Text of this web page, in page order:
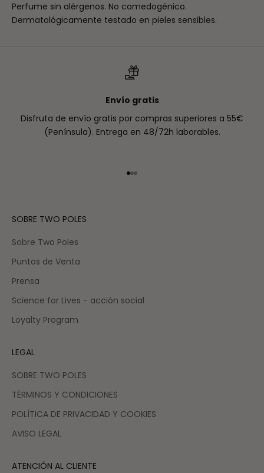
Perfume sin alérgenos. No comedogénico.
Dermatológicamente testado en pieles sensibles.
Envío gratis
Disfruta de envío gratis por compras superiores a 55€
(Península). Entrega en 48/72h laborables.
Ir al artículo 1
Ir al artículo 2
Ir al artículo 3
SOBRE TWO POLES
Sobre Two Poles
Puntos de Venta
Prensa
Science for Lives - acción social
Loyalty Program
LEGAL
SOBRE TWO POLES
TÉRMINOS Y CONDICIONES
POLÍTICA DE PRIVACIDAD Y COOKIES
AVISO LEGAL
ATENCIÓN AL CLIENTE